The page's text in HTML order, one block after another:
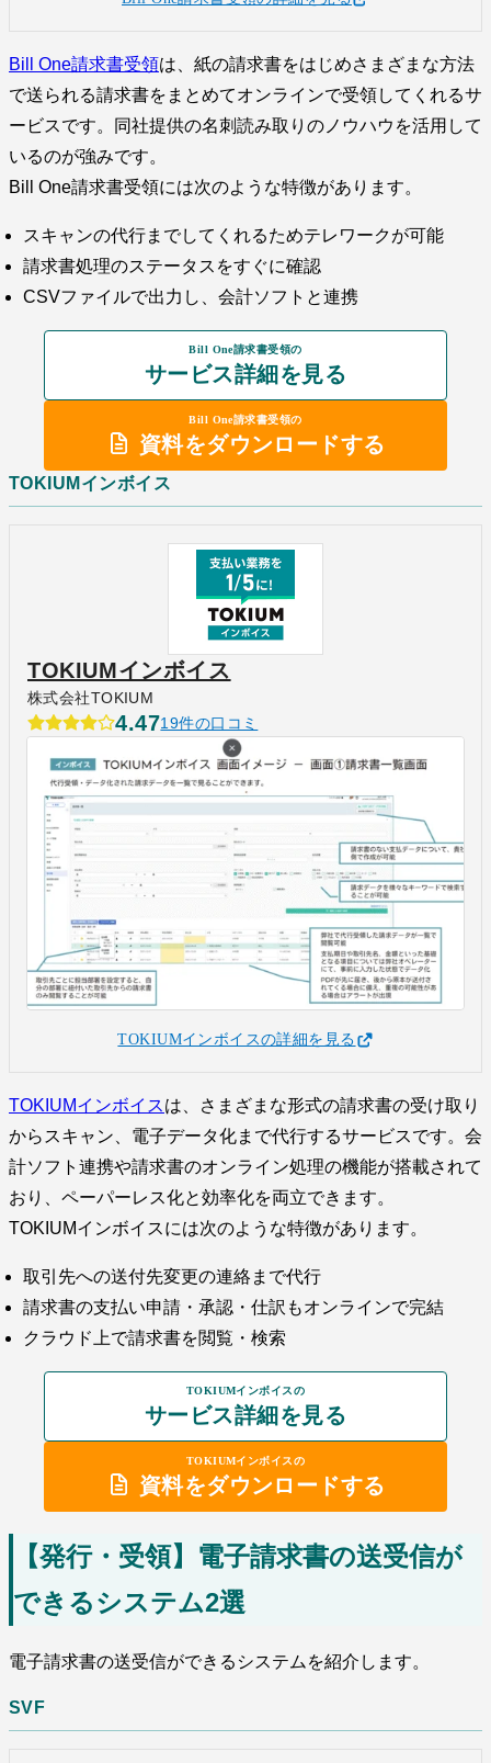
Bill One請求書受領は、紙の請求書をはじめさまざまな方法
で送られる請求書をまとめてオンラインで受領してくれるサ
ービスです。同社提供の名刺読み取りのノウハウを活用して
いるのが強みです。
Bill One請求書受領には次のような特徴があります。
スキャンの代行までしてくれるためテレワークが可能
請求書処理のステータスをすぐに確認
CSVファイルで出力し、会計ソフトと連携
Bill One請求書受領の
サービス詳細を見る
Bill One請求書受領の
資料をダウンロードする
TOKIUMインボイス
TOKIUMインボイス
株式会社TOKIUM
4.4719件の口コミ
TOKIUMインボイスの詳細を見る
TOKIUMインボイスは、さまざまな形式の請求書の受け取り
からスキャン、電子データ化まで代行するサービスです。会
計ソフト連携や請求書のオンライン処理の機能が搭載されて
おり、ペーパーレス化と効率化を両立できます。
TOKIUMインボイスには次のような特徴があります。
取引先への送付先変更の連絡まで代行
請求書の支払い申請・承認・仕訳もオンラインで完結
クラウド上で請求書を閲覧・検索
TOKIUMインボイスの
サービス詳細を見る
TOKIUMインボイスの
資料をダウンロードする
【発行・受領】電子請求書の送受信が
できるシステム2選
電子請求書の送受信ができるシステムを紹介します。
SVF